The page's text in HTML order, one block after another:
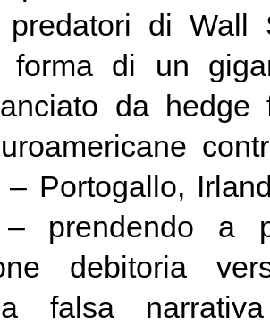
di Wall
forma di un
da hedge
Portogallo,
– prendendo a
debitoria
falsa narrativa